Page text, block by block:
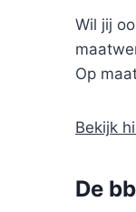
Wil jij
Op
Bekijk
De